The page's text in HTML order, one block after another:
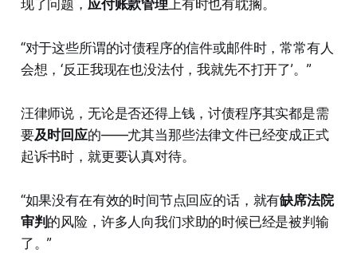
现了问题， 应付账款管理 上有时也有耽搁。
“对于这些所谓的讨债程序的信件或邮件时，常常有人
会想，‘反正我现在也没法付，我就先不打开了’。”
汪律师说，无论是否还得上钱，讨债程序其实都是需
要及时回应的——尤其当那些法律文件已经变成正式
起诉书时，就更要认真对待。
“如果没有在有效的时间节点回应的话，就有缺席法院
审判的风险，许多人向我们求助的时候已经是被判输
了。”